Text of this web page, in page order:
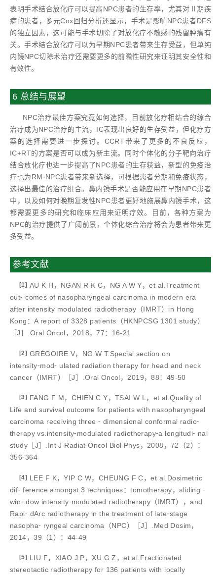
表明手术结合放化疗可以提高NPC患者的生存率，尤其对Ⅱ期疾
病的患者，多元Cox回归分析还显示，手术是影响NPC患者DFS
的独立因素，这可能与手术切除了对放化疗不敏感的残留肿瘤有
关。手术结合放化疗可以为早期NPC患者带来生存受益，但单纯
内镜NPC切除术治疗还需要更多的前瞻性研究来证明其安全性和
有效性。
6 总结与展望
NPC治疗最佳方案究竟如何选择，目前放化疗相结合的综合
治疗成为NPC治疗的主流，IC表现出良好的生存受益，但化疗方
案的选择需要进一步探讨。CCRT带来了更多的不良反应，
IC+RT的方案是否可以成为新主流。同时个体化的分子靶向治疗
结合放化疗也进一步提高了NPC患者的生存获益，新型的免疫治
疗也为RM⁃NPC患者带来新选择，可根据患者分期和免疫状态，
选择出最佳的治疗组合。鼻内镜手术是否能应用在早期NPC患者
中，以及如何对晚期复发性NPC患者更好地施展鼻内镜手术，这
都需要更多的研究和临床应用来证明疗效。目前，各种方案为
NPC的治疗提供了广阔前景，个体化综合治疗将会为患者带来更
多受益。
参考文献
[1] AU K H，NGAN R K C，NG A W Y，et al.Treatment
out⁃ comes of nasopharyngeal carcinoma in modern era
after intensity modulated radiotherapy（IMRT）in Hong
Kong：A report of 3328 patients（HKNPCSG 1301 study）
［J］.Oral Oncol，2018，77：16-21
[2] GRÉGOIRE V，NG W T.Special section on
intensity⁃mod⁃ ulated radiation therapy for head and neck
cancer（IMRT）［J］.Oral Oncol，2019，88：49-50
[3] FANG F M，CHIEN C Y，TSAI W L，et al.Quality of
Life and survival outcome for patients with nasopharyngeal
carcinoma receiving three ⁃ dimensional conformal radio⁃
therapy vs.intensity⁃modulated radiotherapy⁃a longitudi⁃ nal
study［J］.Int J Radiat Oncol Biol Phys，2008，72（2）：
356-364
[4] LEE F K，YIP C W，CHEUNG F C，et al.Dosimetric
dif⁃ ference amongst 3 techniques：tomotherapy，sliding ⁃
win⁃ dow intensity⁃modulated radiotherapy（IMRT），and
Rapi⁃ dArc radiotherapy in the treatment of late⁃stage
nasopha⁃ ryngeal carcinoma（NPC）［J］.Med Dosim，
2014，39（1）：44-49
[5] LIU F，XIAO J P，XU G Z，et al.Fractionated
stereotactic radiotherapy for 136 patients with locally